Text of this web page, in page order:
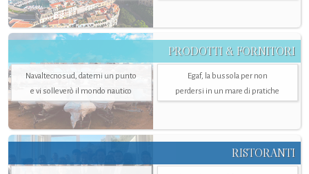
PRODOTTI & FORNITORI
Navaltecnosud, datemi un punto
e vi solleverò il mondo nautico
Egaf, la bussola per non
perdersi in un mare di pratiche
RISTORANTI